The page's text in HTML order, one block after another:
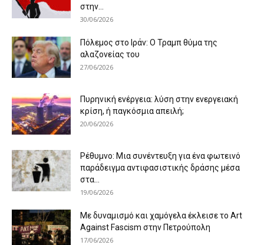
στην...
30/06/2026
Πόλεμος στο Ιράν: Ο Τραμπ θύμα της
αλαζονείας του
27/06/2026
Πυρηνική ενέργεια: λύση στην ενεργειακή
κρίση, ή παγκόσμια απειλή;
20/06/2026
Ρέθυμνο: Μια συνέντευξη για ένα φωτεινό
παράδειγμα αντιφασιστικής δράσης μέσα
στα...
19/06/2026
Με δυναμισμό και χαμόγελα έκλεισε το Art
Against Fascism στην Πετρούπολη
17/06/2026